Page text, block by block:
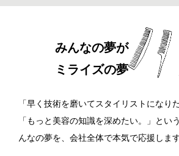
みんなの夢が
ミライズの夢
「早く技術を磨いてスタイリストになり
「もっと美容の知識を深めたい。」とい
んなの夢を、会社全体で本気で応援します